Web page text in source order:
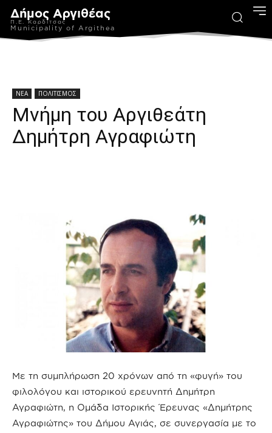
Δήμος Αργιθέας
Π.Ε. Καρδίτσας
Municipality of Argithea
ΝΕΑ ΠΟΛΙΤΙΣΜΟΣ
Μνήμη του Αργιθεάτη
Δημήτρη Αγραφιώτη
Με τη συμπλήρωση 20 χρόνων από τη «φυγή» του
φιλολόγου και ιστορικού ερευνητή Δημήτρη
Αγραφιώτη, η Ομάδα Ιστορικής Έρευνας «Δημήτρης
Αγραφιώτης» του Δήμου Αγιάς, σε συνεργασία με το